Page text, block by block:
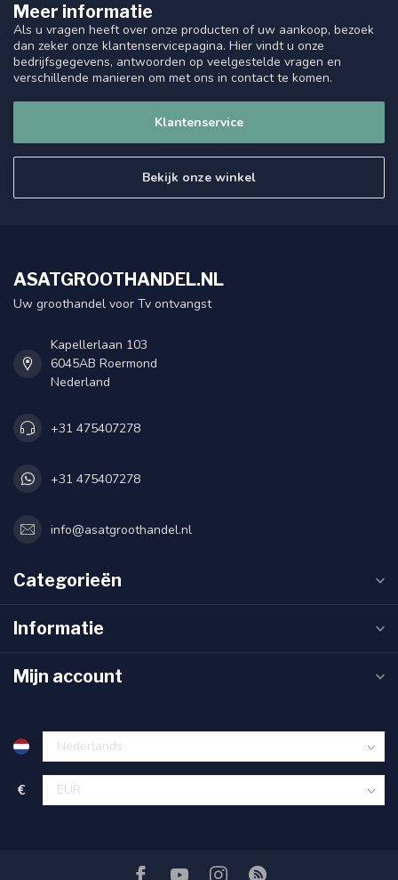
Meer informatie
Als u vragen heeft over onze producten of uw aankoop, bezoek
dan zeker onze klantenservicepagina. Hier vindt u onze
bedrijfsgegevens, antwoorden op veelgestelde vragen en
verschillende manieren om met ons in contact te komen.
Klantenservice
Bekijk onze winkel
ASATGROOTHANDEL.NL
Uw groothandel voor Tv ontvangst
Kapellerlaan 103
6045AB Roermond
Nederland
+31 475407278
+31 475407278
info@asatgroothandel.nl
Categorieën
Informatie
Mijn account
€